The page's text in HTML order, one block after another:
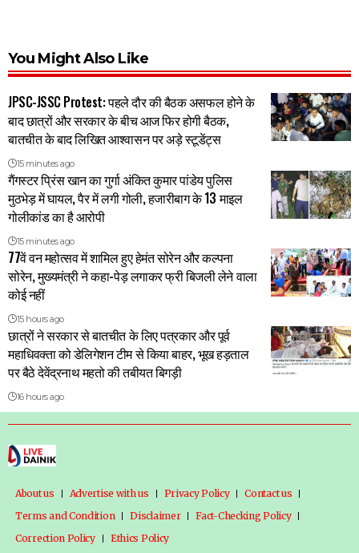
You Might Also Like
JPSC-JSSC Protest: पहले दौर की बैठक असफल होने के
बाद छात्रों और सरकार के बीच आज फिर होगी बैठक,
बातचीत के बाद लिखित आश्वासन पर अड़े स्टूडेंट्स
15 minutes ago
गैंगस्टर प्रिंस खान का गुर्गा अंकित कुमार पांडेय पुलिस
मुठभेड़ में घायल, पैर में लगी गोली, हजारीबाग के 13 माइल
गोलीकांड का है आरोपी
15 minutes ago
77वें वन महोत्सव में शामिल हुए हेमंत सोरेन और कल्पना
सोरेन, मुख्यमंत्री ने कहा-पेड़ लगाकर फ्री बिजली लेने वाला
कोई नहीं
15 hours ago
छात्रों ने सरकार से बातचीत के लिए पत्रकार और पूर्व
महाधिवक्ता को डेलिगेशन टीम से किया बाहर, भूख हड़ताल
पर बैठे देवेंद्रनाथ महतो की तबीयत बिगड़ी
16 hours ago
About us Advertise with us Privacy Policy
Contact us
Terms and Condition
Disclaimer
Fact-Checking Policy
Correction Policy
Ethics Policy